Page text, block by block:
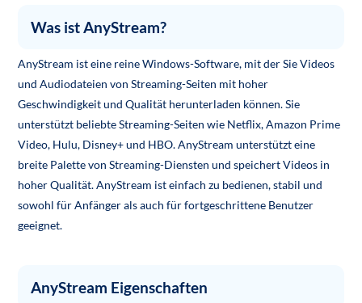
Was ist AnyStream?
AnyStream ist eine reine Windows-Software, mit der Sie Videos
und Audiodateien von Streaming-Seiten mit hoher
Geschwindigkeit und Qualität herunterladen können. Sie
unterstützt beliebte Streaming-Seiten wie Netflix, Amazon Prime
Video, Hulu, Disney+ und HBO. AnyStream unterstützt eine
breite Palette von Streaming-Diensten und speichert Videos in
hoher Qualität. AnyStream ist einfach zu bedienen, stabil und
sowohl für Anfänger als auch für fortgeschrittene Benutzer
geeignet.
AnyStream Eigenschaften